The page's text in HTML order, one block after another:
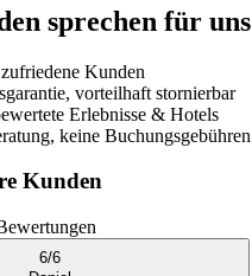
sprechen für uns
Kunden
vorteilhaft stornierbar
Erlebnisse & Hotels
keine Buchungsgebühren
Kunden
6/6